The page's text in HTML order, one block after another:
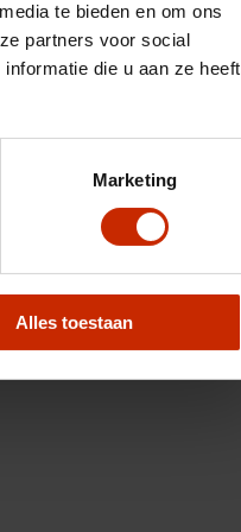
te bieden en om ons
partners voor social
die u aan ze heeft
Marketing
Alles toestaan